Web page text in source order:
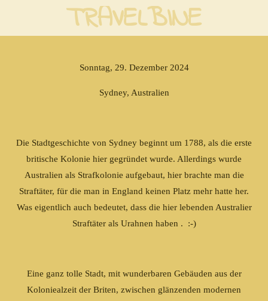
TRAVELBINE
Sonntag, 29. Dezember 2024
Sydney, Australien
Die Stadtgeschichte von Sydney beginnt um 1788, als die erste
britische Kolonie hier gegründet wurde. Allerdings wurde
Australien als Strafkolonie aufgebaut, hier brachte man die
Straftäter, für die man in England keinen Platz mehr hatte her.
Was eigentlich auch bedeutet, dass die hier lebenden Australier
Straftäter als Urahnen haben . :-)
Eine ganz tolle Stadt, mit wunderbaren Gebäuden aus der
Koloniealzeit der Briten, zwischen glänzenden modernen